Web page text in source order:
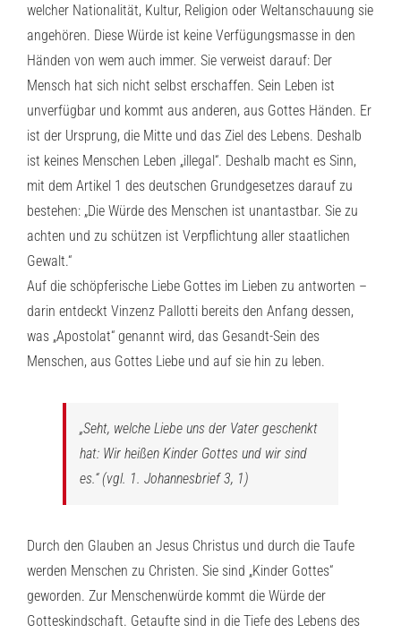
welcher Nationalität, Kultur, Religion oder Weltanschauung sie
angehören. Diese Würde ist keine Verfügungsmasse in den
Händen von wem auch immer. Sie verweist darauf: Der
Mensch hat sich nicht selbst erschaffen. Sein Leben ist
unverfügbar und kommt aus anderen, aus Gottes Händen. Er
ist der Ursprung, die Mitte und das Ziel des Lebens. Deshalb
ist keines Menschen Leben „illegal“. Deshalb macht es Sinn,
mit dem Artikel 1 des deutschen Grundgesetzes darauf zu
bestehen: „Die Würde des Menschen ist unantastbar. Sie zu
achten und zu schützen ist Verpflichtung aller staatlichen
Gewalt.“
Auf die schöpferische Liebe Gottes im Lieben zu antworten –
darin entdeckt Vinzenz Pallotti bereits den Anfang dessen,
was „Apostolat“ genannt wird, das Gesandt-Sein des
Menschen, aus Gottes Liebe und auf sie hin zu leben.
„Seht, welche Liebe uns der Vater geschenkt
hat: Wir heißen Kinder Gottes und wir sind
es.“ (vgl. 1. Johannesbrief 3, 1)
Durch den Glauben an Jesus Christus und durch die Taufe
werden Menschen zu Christen. Sie sind „Kinder Gottes“
geworden. Zur Menschenwürde kommt die Würde der
Gotteskindschaft. Getaufte sind in die Tiefe des Lebens des